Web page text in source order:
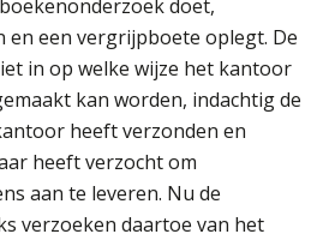
doet,
en een vergrijpboete oplegt. De
in op welke wijze het kantoor
kan worden, indachtig de
heeft verzonden en
heeft verzocht om
aan te leveren. Nu de
verzoeken daartoe van het
Alex Schrijver
Bram Lemmens